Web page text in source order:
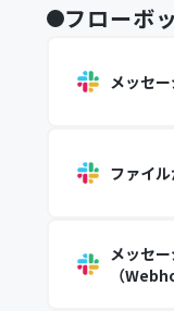
フローボ
メッセ
ファイ
メッセ
（